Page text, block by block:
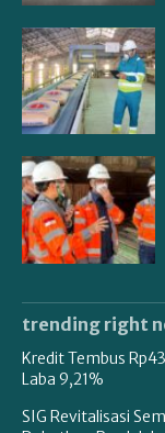
trending right
Kredit Tembus
Laba 9,21%
SIG Revitalisasi